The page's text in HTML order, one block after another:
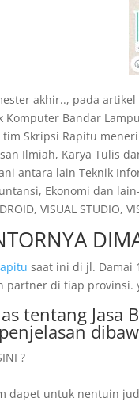
akhir.., pada
Komputer Bandar
Skripsi Rapitu
Ilmiah, Karya Tulis
antara lain Teknik
Ekonomi dan
VISUAL STUDIO,
saat ini di jl. Damai
partner di tiap provinsi.
tentang Jasa
?
dapet untuk nentuin